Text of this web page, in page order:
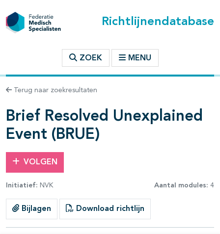
Richtlijnendatabase
ZOEK MENU
Terug naar zoekresultaten
Brief Resolved Unexplained
Event (BRUE)
VOLGEN
Initiatief: NVK Aantal modules: 4
Bijlagen Download richtlijn
binnen deze richtlijn